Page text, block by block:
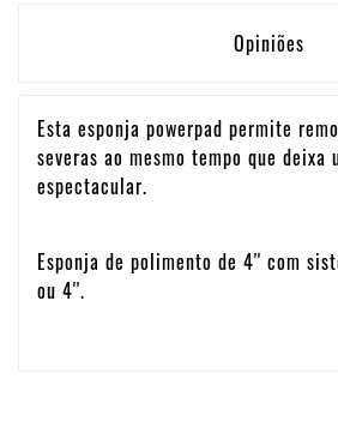
Opiniões
Esta esponja powerpad permite
severas ao mesmo tempo que deixa
espectacular.
Esponja de polimento de 4'' com
ou 4''.